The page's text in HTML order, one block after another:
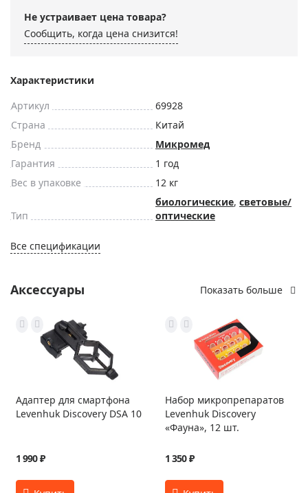
Не устраивает цена товара?
Сообщить, когда цена снизится!
Характеристики
Артикул
69928
Страна
Китай
Бренд
Микромед
Гарантия
1 год
Вес в упаковке
12 кг
Тип
биологические, световые/
оптические
Все спецификации
Аксессуары Показать больше
Адаптер для смартфона
Levenhuk Discovery DSA 10
1 990 ₽
Набор микропрепаратов
Levenhuk Discovery
«Фауна», 12 шт.
1 350 ₽